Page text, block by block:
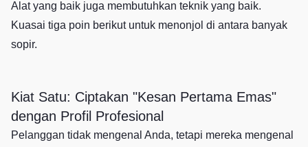
Alat yang baik juga membutuhkan teknik yang baik.
Kuasai tiga poin berikut untuk menonjol di antara banyak
sopir.
Kiat Satu: Ciptakan "Kesan Pertama Emas"
dengan Profil Profesional
Pelanggan tidak mengenal Anda, tetapi mereka mengenal